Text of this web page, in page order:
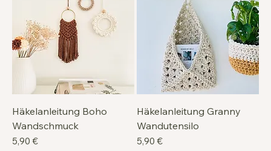
Häkelanleitung Boho
Wandschmuck
Preis
5,90 €
Häkelanleitung Granny
Wandutensilo
Preis
5,90 €